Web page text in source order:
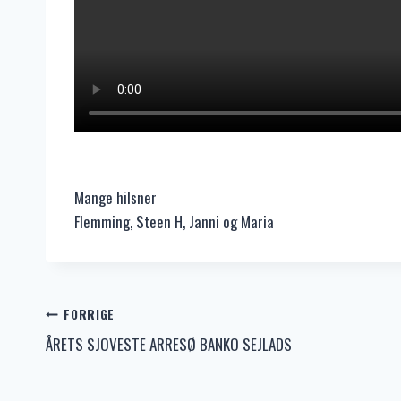
Mange hilsner
Flemming, Steen H, Janni og Maria
Indlægsnavigation
FORRIGE
ÅRETS SJOVESTE ARRESØ BANKO SEJLADS